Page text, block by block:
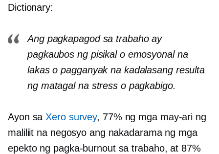
Dictionary:
Ang pagkapagod sa trabaho ay
pagkaubos ng pisikal o emosyonal na
lakas o pagganyak na kadalasang resulta
ng matagal na stress o pagkabigo.
Ayon sa Xero survey, 77% ng mga may-ari ng
maliliit na negosyo ang nakadarama ng mga
epekto ng pagka-burnout sa trabaho, at 87%